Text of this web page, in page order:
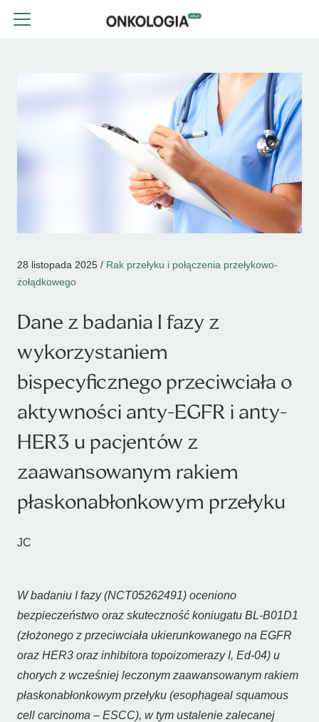
28 listopada 2025 / Rak przełyku i połączenia przełykowo-
żołądkowego
Dane z badania I fazy z
wykorzystaniem
bispecyficznego przeciwciała o
aktywności anty-EGFR i anty-
HER3 u pacjentów z
zaawansowanym rakiem
płaskonabłonkowym przełyku
JC
W badaniu I fazy (NCT05262491) oceniono
bezpieczeństwo oraz skuteczność koniugatu BL-B01D1
(złożonego z przeciwciała ukierunkowanego na EGFR
oraz HER3 oraz inhibitora topoizomerazy I, Ed-04) u
chorych z wcześniej leczonym zaawansowanym rakiem
płaskonabłonkowym przełyku (esophageal squamous
cell carcinoma – ESCC), w tym ustalenie zalecanej